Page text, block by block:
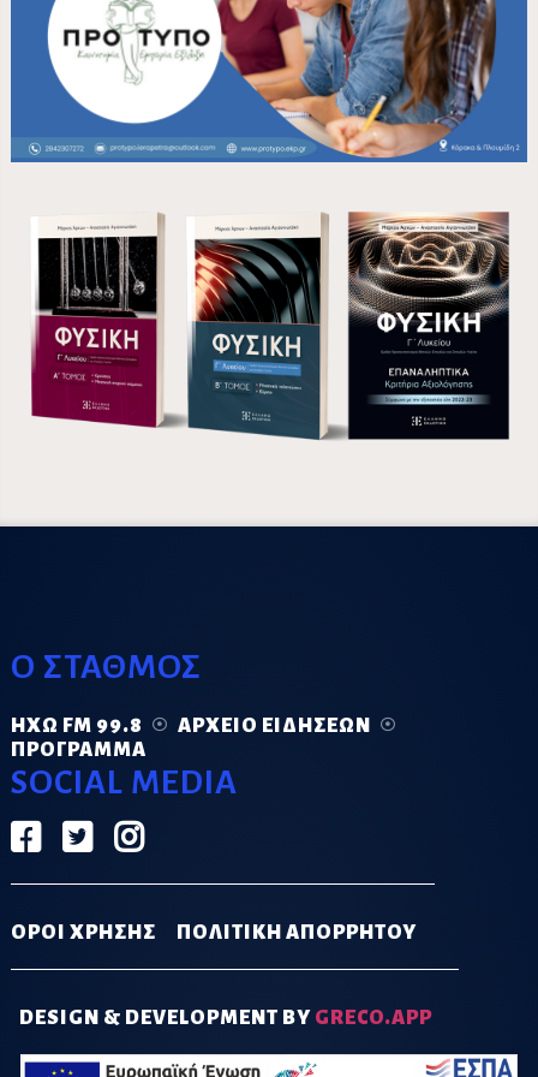
Ο ΣΤΑΘΜΟΣ
ΗΧΏ FM 99.8
ΑΡΧΕΊΟ ΕΙΔΉΣΕΩΝ
ΠΡΌΓΡΑΜΜΑ
SOCIAL MEDIA
ΟΡΟΙ ΧΡΗΣΗΣ ΠΟΛΙΤΙΚΗ ΑΠΟΡΡΗΤΟΥ
DESIGN & DEVELOPMENT BY GRECO.APP